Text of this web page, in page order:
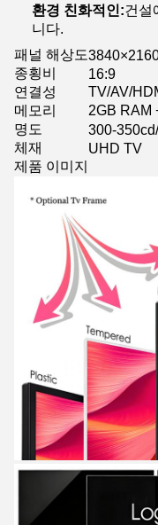
환경 친화적인:건설
니다.
패널 해상도
종횡비
16:9
연결성
TV/AV/
메모리
2GB RAM
명도
300-
체재
UHD TV
제품 이미지